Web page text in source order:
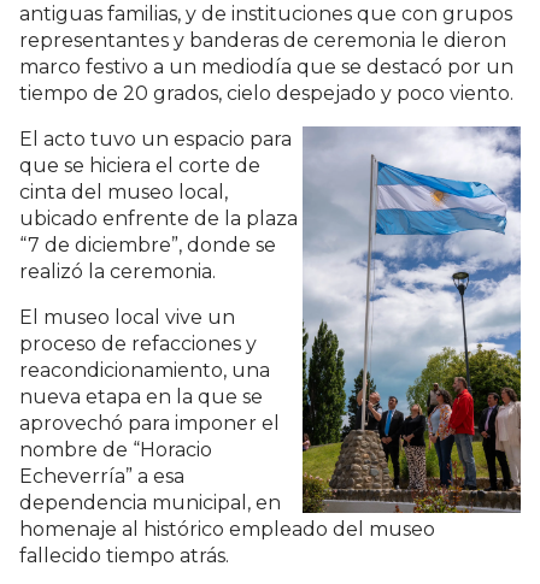
antiguas familias, y de instituciones que con grupos
representantes y banderas de ceremonia le dieron
marco festivo a un mediodía que se destacó por un
tiempo de 20 grados, cielo despejado y poco viento.
El acto tuvo un espacio para
que se hiciera el corte de
cinta del museo local,
ubicado enfrente de la plaza
“7 de diciembre”, donde se
realizó la ceremonia.
El museo local vive un
proceso de refacciones y
reacondicionamiento, una
nueva etapa en la que se
aprovechó para imponer el
nombre de “Horacio
Echeverría” a esa
dependencia municipal, en
homenaje al histórico empleado del museo
fallecido tiempo atrás.